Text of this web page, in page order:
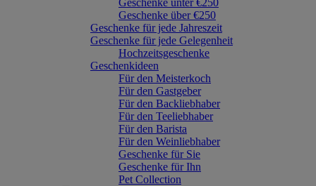
Geschenke unter €250
Geschenke über €250
Geschenke für jede Jahreszeit
Geschenke für jede Gelegenheit
Hochzeitsgeschenke
Geschenkideen
Für den Meisterkoch
Für den Gastgeber
Für den Backliebhaber
Für den Teeliebhaber
Für den Barista
Für den Weinliebhaber
Geschenke für Sie
Geschenke für Ihn
Pet Collection